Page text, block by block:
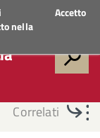
nella
Accetto
Correlati